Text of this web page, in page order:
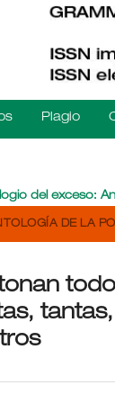
Plagio
del exceso:
DE LA